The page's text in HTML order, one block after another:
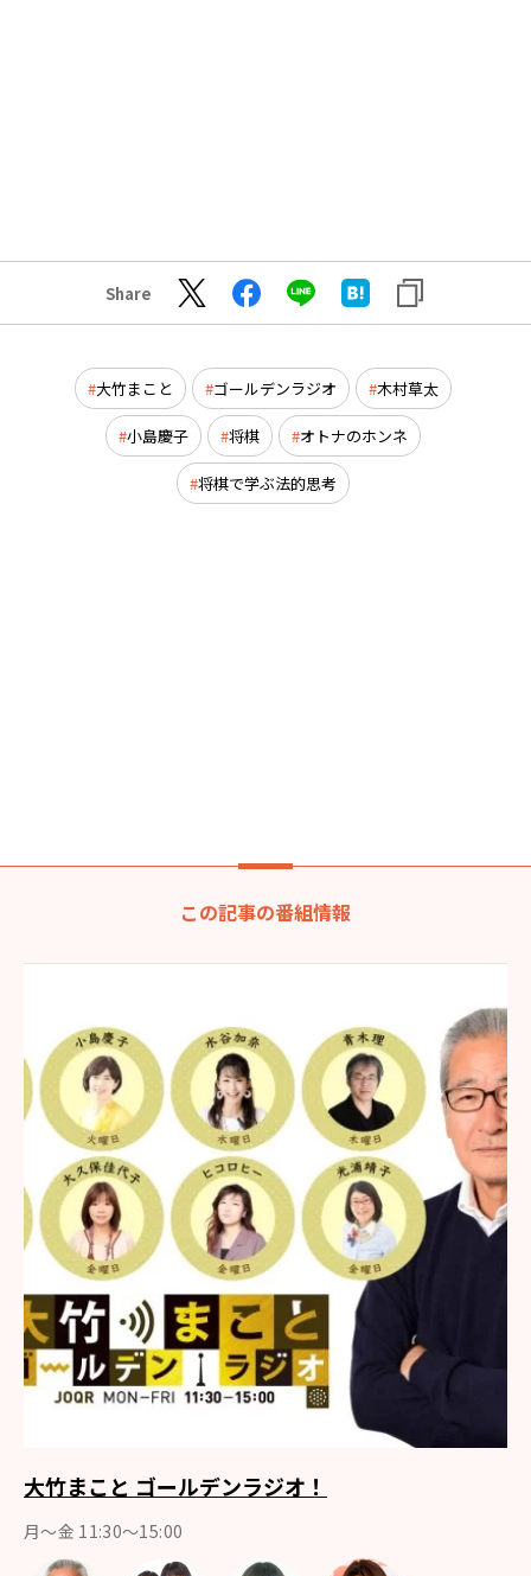
Share
大竹まこと ゴールデンラジオ 木村草太
小島慶子 将棋 オトナのホンネ
将棋で学ぶ法的思考
この記事の番組情報
大竹まこと ゴールデンラジオ！
月〜金 11:30～15:00